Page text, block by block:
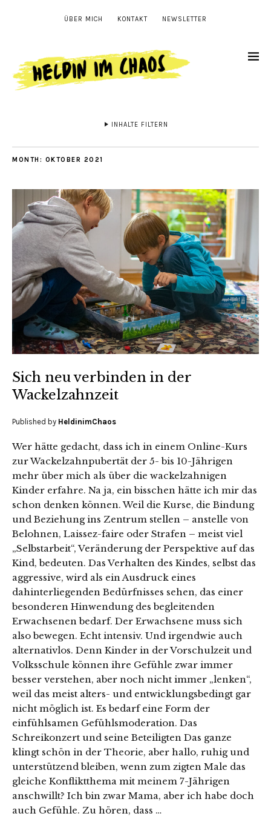
ÜBER MICH KONTAKT NEWSLETTER
INHALTE FILTERN
MONTH: OKTOBER 2021
Sich neu verbinden in der
Wackelzahnzeit
Published by HeldinimChaos
Wer hätte gedacht, dass ich in einem Online-Kurs
zur Wackelzahnpubertät der 5- bis 10-Jährigen
mehr über mich als über die wackelzahnigen
Kinder erfahre. Na ja, ein bisschen hätte ich mir das
schon denken können. Weil die Kurse, die Bindung
und Beziehung ins Zentrum stellen – anstelle von
Belohnen, Laissez-faire oder Strafen – meist viel
„Selbstarbeit“, Veränderung der Perspektive auf das
Kind, bedeuten. Das Verhalten des Kindes, selbst das
aggressive, wird als ein Ausdruck eines
dahinterliegenden Bedürfnisses sehen, das einer
besonderen Hinwendung des begleitenden
Erwachsenen bedarf. Der Erwachsene muss sich
also bewegen. Echt intensiv. Und irgendwie auch
alternativlos. Denn Kinder in der Vorschulzeit und
Volksschule können ihre Gefühle zwar immer
besser verstehen, aber noch nicht immer „lenken“,
weil das meist alters- und entwicklungsbedingt gar
nicht möglich ist. Es bedarf eine Form der
einfühlsamen Gefühlsmoderation. Das
Schreikonzert und seine Beteiligten Das ganze
klingt schön in der Theorie, aber hallo, ruhig und
unterstützend bleiben, wenn zum zigten Male das
gleiche Konfliktthema mit meinem 7-Jährigen
anschwillt? Ich bin zwar Mama, aber ich habe doch
auch Gefühle. Zu hören, dass …